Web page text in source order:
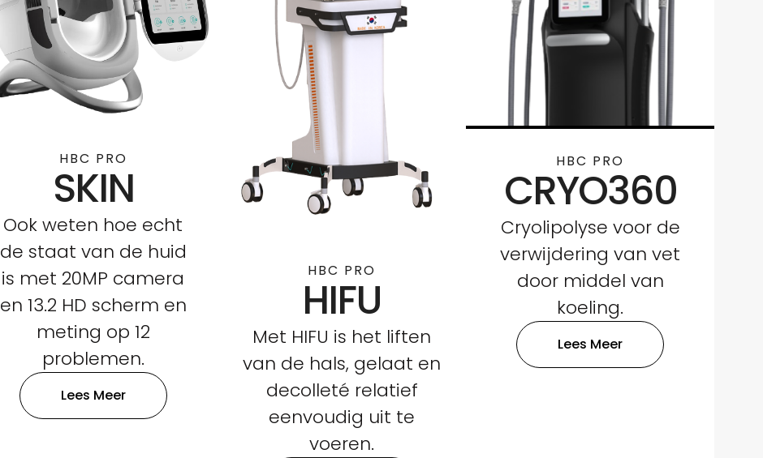
HBC PRO
SKIN
Ook weten hoe echt
de staat van de huid
is met 20MP camera
en 13.2 HD scherm en
meting op 12
problemen.
Lees Meer
HBC PRO
HIFU
Met HIFU is het liften
van de hals, gelaat en
decolleté relatief
eenvoudig uit te
voeren.
HBC PRO
CRYO360
Cryolipolyse voor de
verwijdering van vet
door middel van
koeling.
Lees Meer